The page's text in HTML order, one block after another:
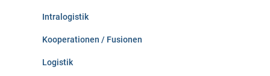
Intralogistik
Kooperationen / Fusionen
Logistik